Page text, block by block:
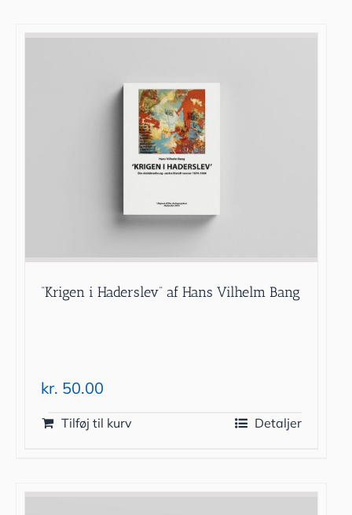
“Krigen i Haderslev” af Hans Vilhelm Bang
kr. 50.00
Tilføj til kurv Detaljer